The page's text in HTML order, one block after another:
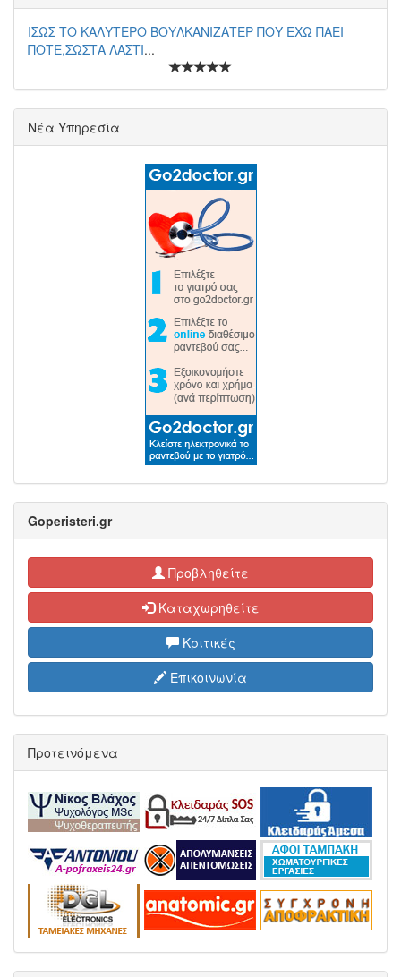
ΙΣΩΣ ΤΟ ΚΑΛΥΤΕΡΟ ΒΟΥΛΚΑΝΙΖΑΤΕΡ ΠΟΥ ΕΧΩ ΠΑΕΙ
ΠΟΤΕ,ΣΩΣΤΑ ΛΑΣΤΙ...
Νέα Υπηρεσία
Goperisteri.gr
Προβληθείτε
Καταχωρηθείτε
Κριτικές
Επικοινωνία
Προτεινόμενα